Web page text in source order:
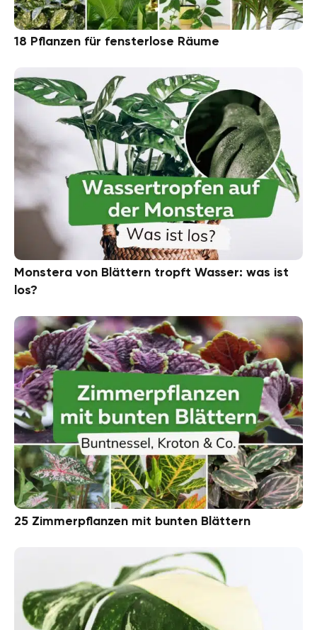
18 Pflanzen für fensterlose Räume
Monstera von Blättern tropft Wasser: was ist
los?
25 Zimmerpflanzen mit bunten Blättern